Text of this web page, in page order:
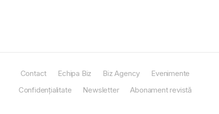
Contact Echipa Biz Biz Agency
Evenimente
Confidențialitate
Newsletter Abonament revistă